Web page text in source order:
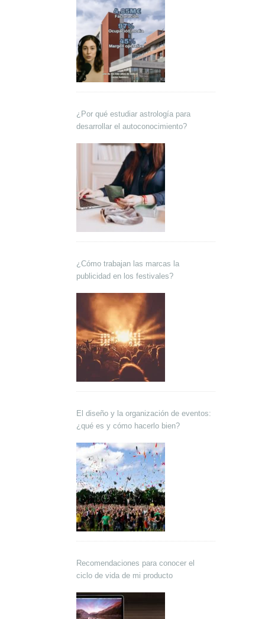
¿Por qué estudiar astrología para
desarrollar el autoconocimiento?
¿Cómo trabajan las marcas la
publicidad en los festivales?
El diseño y la organización de eventos:
¿qué es y cómo hacerlo bien?
Recomendaciones para conocer el
ciclo de vida de mi producto